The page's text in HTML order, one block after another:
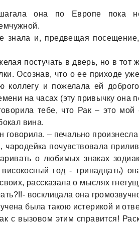
она по Европе пока
и, предвещая
постучать в дверь, но в тот
Осознав, что о ее приходе
коллегу и пожелала ей
на часах (эту привычку она
тебе, что Рак – это
вина.
говорила. – печально
почувствовала
о любимых знаках
год - тринадцать)
рассказала о мыслях
восклицала она
была такою истерикой и
с вызовом этим справится!